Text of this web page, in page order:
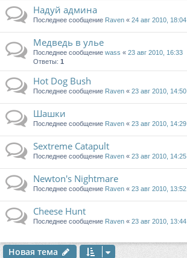
Надуй админа
Последнее сообщение Raven « 24 авг 2010, 18:04
Медведь в улье
Последнее сообщение wass « 23 авг 2010, 16:33
Ответы: 1
Hot Dog Bush
Последнее сообщение Raven « 23 авг 2010, 14:50
Шашки
Последнее сообщение Raven « 23 авг 2010, 14:29
Sextreme Catapult
Последнее сообщение Raven « 23 авг 2010, 14:25
Newton's Nightmare
Последнее сообщение Raven « 23 авг 2010, 13:52
Cheese Hunt
Последнее сообщение Raven « 23 авг 2010, 13:44
Новая тема